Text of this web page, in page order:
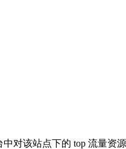
对该站点下的 top 流量资